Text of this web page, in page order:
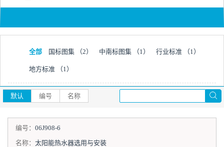
全部 国标图集 （2） 中南标图集 （1） 行业标准 （1）
地方标准 （1）
默认 编号 名称
编号： 06J908-6
名称： 太阳能热水器选用与安装